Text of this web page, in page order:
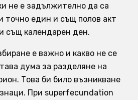
не е задължително да са
точно един и същ полов акт
същ календарен ден.
е важно и какво не се
дума за разделяне на
Това би било възникване
При superfecundation